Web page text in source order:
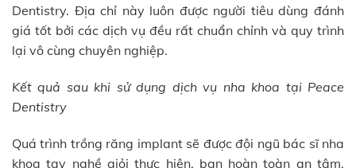
Dentistry. Địa chỉ này luôn được người tiêu dùng đánh
giá tốt bởi các dịch vụ đều rất chuẩn chỉnh và quy trình
lại vô cùng chuyên nghiệp.
Kết quả sau khi sử dụng dịch vụ nha khoa tại Peace
Dentistry
Quá trình trồng răng implant sẽ được đội ngũ bác sĩ nha
khoa tay nghề giỏi thực hiện, bạn hoàn toàn an tâm.